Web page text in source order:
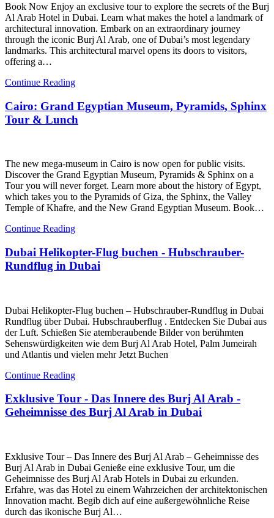
Book Now Enjoy an exclusive tour to explore the secrets of the Burj
Al Arab Hotel in Dubai. Learn what makes the hotel a landmark of
architectural innovation. Embark on an extraordinary journey
through the iconic Burj Al Arab, one of Dubai’s most legendary
landmarks. This architectural marvel opens its doors to visitors,
offering a…
Continue Reading
Cairo: Grand Egyptian Museum, Pyramids, Sphinx
Tour & Lunch
The new mega-museum in Cairo is now open for public visits.
Discover the Grand Egyptian Museum, Pyramids & Sphinx on a
Tour you will never forget. Learn more about the history of Egypt,
which takes you to the Pyramids of Giza, the Sphinx, the Valley
Temple of Khafre, and the New Grand Egyptian Museum. Book…
Continue Reading
Dubai Helikopter-Flug buchen - Hubschrauber-
Rundflug in Dubai
Dubai Helikopter-Flug buchen – Hubschrauber-Rundflug in Dubai
Rundflug über Dubai. Hubschrauberflug . Entdecken Sie Dubai aus
der Luft. Schießen Sie atemberaubende Bilder von berühmten
Sehenswürdigkeiten wie dem Burj Al Arab Hotel, Palm Jumeirah
und Atlantis und vielen mehr Jetzt Buchen
Continue Reading
Exklusive Tour - Das Innere des Burj Al Arab -
Geheimnisse des Burj Al Arab in Dubai
Exklusive Tour – Das Innere des Burj Al Arab – Geheimnisse des
Burj Al Arab in Dubai Genieße eine exklusive Tour, um die
Geheimnisse des Burj Al Arab Hotels in Dubai zu erkunden.
Erfahre, was das Hotel zu einem Wahrzeichen der architektonischen
Innovation macht. Begib dich auf eine außergewöhnliche Reise
durch das ikonische Burj Al…